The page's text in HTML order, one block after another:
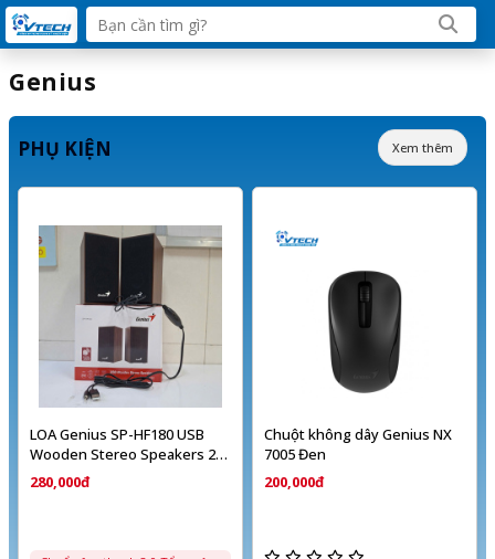
Genius
PHỤ KIỆN Xem thêm
LOA Genius SP-HF180 USB
Wooden Stereo Speakers 2.0
vân gỗ
280,000đ
Chuột không dây Genius NX
7005 Đen
200,000đ